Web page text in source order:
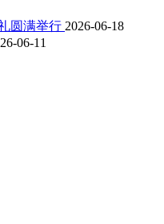
圆满举行 2026-06-18
06-11